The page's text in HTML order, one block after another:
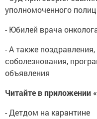
уполномоченного
- Юбилей врача
- А также
соболезнования,
объявления
Читайте в приложении
- Детдом на карантине